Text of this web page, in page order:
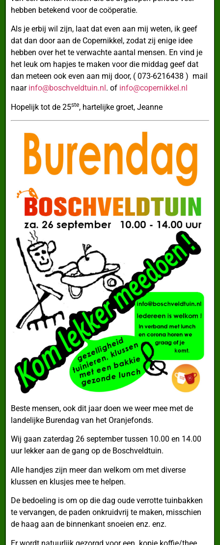
hebben betekend voor de coöperatie.
Als je erbij wil zijn, laat dat even aan mij weten, ik geef
dat dan door aan de Copernikkel, zodat zij enige idee
hebben over het te verwachte aantal mensen. En vind je
het leuk om hapjes te maken voor die middag geef dat
dan meteen ook even aan mij door, ( 073-6216438 ) mail
naar info@boschveldtuin.nl . of info@copernikkel.nl
Hopelijk tot de 25ste, hartelijke groet, Jeanne
Beste mensen, ook dit jaar doen we weer mee met de
landelijke Burendag van het Oranjefonds.
Wij gaan zaterdag 26 september tussen 10.00 en 14.00
uur lekker aan de gang op de Boschveldtuin.
Alle handjes zijn meer dan welkom om met diverse
klussen en klusjes mee te helpen.
De bedoeling is om op die dag oude verrotte tuinbakken
te vervangen, de paden onkruidvrij te maken, misschien
de haag aan de binnenkant snoeien enz. enz.
Er wordt natuurlijk gezorgd voor een kopje koffie/thee